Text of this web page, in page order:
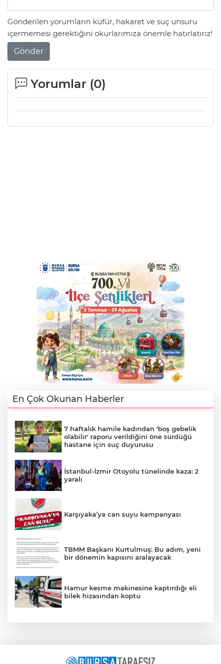
Gönderilen yorumların küfür, hakaret ve suç unsuru
içermemesi gerektiğini okurlarımıza önemle hatırlatırız!
Gönder
Yorumlar (0)
En Çok Okunan Haberler
7 haftalık hamile kadından 'boş gebelik
olabilir' raporu verildiğini öne sürdüğü
hastane için suç duyurusu
İstanbul-İzmir Otoyolu tünelinde kaza: 2
yaralı
Karşıyaka’ya can suyu kampanyası
TBMM Başkanı Kurtulmuş: Bu adım, yeni
bir dönemin kapısını aralayacak
Hamur kesme makinesine kaptırdığı eli
bilek hizasından koptu